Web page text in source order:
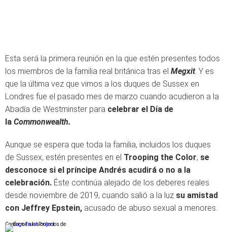
Esta será la primera reunión en la que estén presentes todos
los miembros de la familia real británica tras el Megxit. Y es
que la última vez que vimos a los duques de Sussex en
Londres fue el pasado mes de marzo cuando acudieron a la
Abadía de Westminster para celebrar el Día de
la Commonwealth.
Aunque se espera que toda la familia, incluidos los duques
de Sussex, estén presentes en el Trooping the Color, se
desconoce si el príncipe Andrés acudirá o no a la
celebración. Éste continúa alejado de los deberes reales
desde noviembre de 2019, cuando salió a la luz su amistad
con Jeffrey Epstein, acusado de abuso sexual a menores.
Conforme a los criterios de